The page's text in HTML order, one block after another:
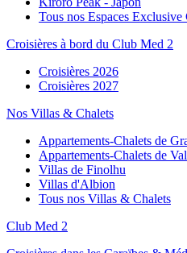
Tous nos Espaces
Croisières à bord du Club Med 2
Croisières 2026
Croisières 2027
Nos Villas & Chalets
Appartements-Chalets de
Appartements-Chalets de
Villas de Finolhu
Villas d'Albion
Tous nos Villas & Chalets
Club Med 2